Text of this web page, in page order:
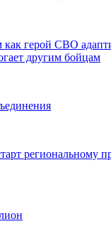
как герой СВО
другим бойцам
региональному